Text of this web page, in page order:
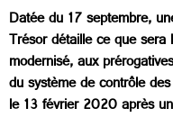
Datée du 17 septembre,
Trésor détaille ce que
modernisé, aux
du système de contrôle
le 13 février 2020 après